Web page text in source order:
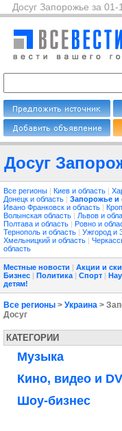
Досуг Запорожье за 01-
Досуг
Все регионы | Киев и область |
Донецк и область | Запорожье и
Ивано Франковск и область |
Волынская область | Львов и
Полтава и область | Ровно и
Тернополь и область | Ужгород и
Хмельницкий и область |
область
Местные новости | Акции и
Бизнес | Политика | Спорт |
детям!
Все регионы > Украина >
Досуг
КАТЕГОРИИ
Музыка
Кино, видео и
Шоу-бизнес